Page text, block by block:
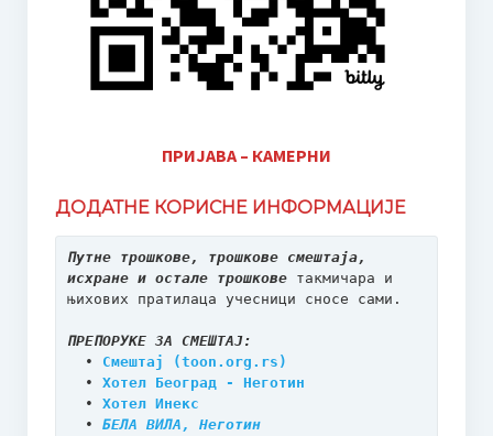
Календар школе
Приручник за запослене у установама образовања и
васпитања – Кризне ситуације
ПРИЈАВА – КАМЕРНИ
ДОДАТНЕ КОРИСНЕ ИНФОРМАЦИЈЕ
Путне трошкове, трошкове смештаја,
исхране и остале трошкове такмичара и
њихових пратилаца учесници сносе сами.
ПРЕПОРУКЕ ЗА СМЕШТАЈ:
  •
Смештај (toon.org.rs)
  •
Хотел Београд - Неготин
  •
Хотел Инекс
  •
БЕЛА ВИЛА, Неготин